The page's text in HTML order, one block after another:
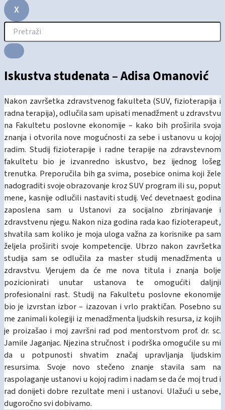
X
Iskustva studenata – Adisa Omanović
Nakon završetka zdravstvenog fakulteta (SUV, fizioterapija i
radna terapija), odlučila sam upisati menadžment u zdravstvu
na Fakultetu poslovne ekonomije – kako bih proširila svoja
znanja i otvorila nove mogućnosti za sebe i ustanovu u kojoj
radim. Studij fizioterapije i radne terapije na zdravstevnom
fakultetu bio je izvanredno iskustvo, bez ijednog lošeg
trenutka. Preporučila bih ga svima, posebice onima koji žele
nadograditi svoje obrazovanje kroz SUV program ili su, poput
mene, kasnije odlučili nastaviti studij. Već devetnaest godina
zaposlena sam u Ustanovi za socijalno zbrinjavanje i
zdravstvenu njegu. Nakon niza godina rada kao fizioterapeut,
shvatila sam koliko je moja uloga važna za korisnike pa sam
željela proširiti svoje kompetencije. Ubrzo nakon završetka
studija sam se odlučila za master studij menadžmenta u
zdravstvu. Vjerujem da će me nova titula i znanja bolje
pozicionirati unutar ustanova te omogućiti daljnji
profesionalni rast. Studij na Fakultetu poslovne ekonomije
bio je izvrstan izbor – izazovan i vrlo praktičan. Posebno su
me zanimali kolegiji iz menadžmenta ljudskih resursa, iz kojih
je proizašao i moj završni rad pod mentorstvom prof. dr. sc.
Jamile Jaganjac. Njezina stručnost i podrška omogućile su mi
da u potpunosti shvatim značaj upravljanja ljudskim
resursima. Svoje novo stečeno znanje stavila sam na
raspolaganje ustanovi u kojoj radim i nadam se da će moj trud i
rad donijeti dobre rezultate meni i ustanovi. Ulažući u sebe,
dugoročno svi dobivamo.